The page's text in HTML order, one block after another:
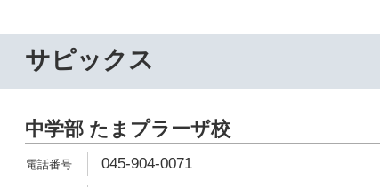
サピックス
中学部 たまプラーザ校
045-904-0071